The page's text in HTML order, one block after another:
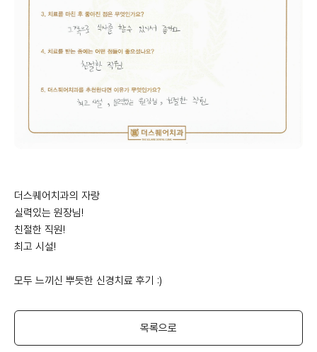
더스퀘어치과의 자랑
실력있는 원장님!
친절한 직원!
최고 시설!
모두 느끼신 뿌듯한 신경치료 후기 :)
목록으로